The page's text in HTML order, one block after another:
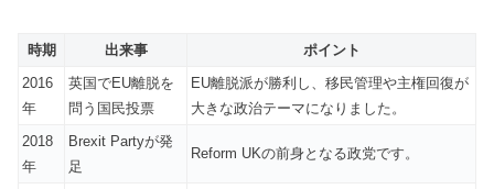
時期 出来事
ポイント
2016
年
英国でEU離脱を
問う国民投票
EU離脱派が勝利し、移民管理や主権回復が
大きな政治テーマになりました。
2018
年
Brexit Partyが発
足
Reform UKの前身となる政党です。